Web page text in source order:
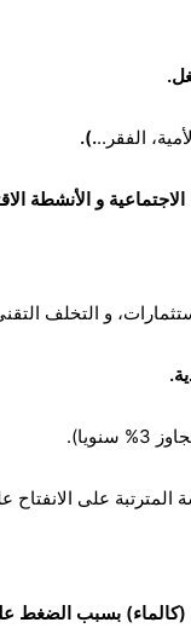
الفقر...).
و الأنشطة
و التخلف
سنويا).
المترتبة على
(كالماء) بسبب الضغط